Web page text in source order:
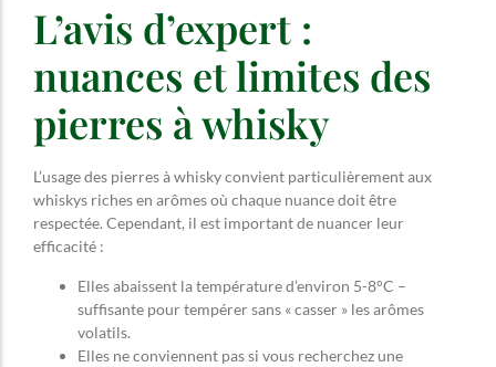
L’avis d’expert :
nuances et limites des
pierres à whisky
L’usage des pierres à whisky convient particulièrement aux
whiskys riches en arômes où chaque nuance doit être
respectée. Cependant, il est important de nuancer leur
efficacité :
Elles abaissent la température d’environ 5-8°C –
suffisante pour tempérer sans « casser » les arômes
volatils.
Elles ne conviennent pas si vous recherchez une